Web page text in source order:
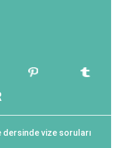
dersinde vize soruları